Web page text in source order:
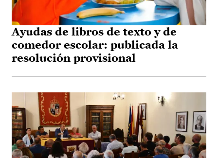
Ayudas de libros de texto y de
comedor escolar: publicada la
resolución provisional